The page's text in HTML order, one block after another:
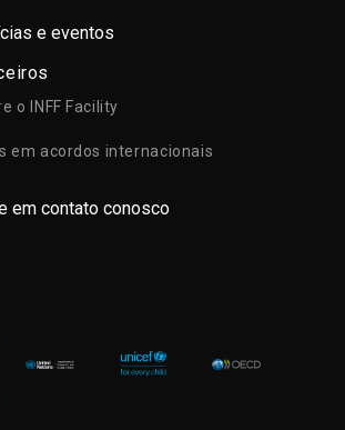
e eventos
o INFF Facility
em acordos internacionais
em contato conosco